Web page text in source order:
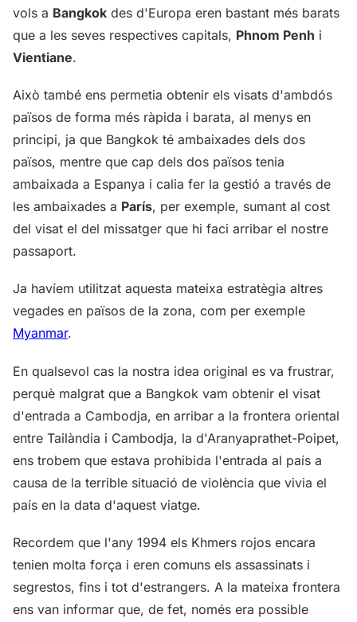
vols a Bangkok des d'Europa eren bastant més barats
que a les seves respectives capitals, Phnom Penh i
Vientiane.
Això també ens permetia obtenir els visats d'ambdós
països de forma més ràpida i barata, al menys en
principi, ja que Bangkok té ambaixades dels dos
països, mentre que cap dels dos països tenia
ambaixada a Espanya i calia fer la gestió a través de
les ambaixades a París, per exemple, sumant al cost
del visat el del missatger que hi faci arribar el nostre
passaport.
Ja havíem utilitzat aquesta mateixa estratègia altres
vegades en països de la zona, com per exemple
Myanmar.
En qualsevol cas la nostra idea original es va frustrar,
perquè malgrat que a Bangkok vam obtenir el visat
d'entrada a Cambodja, en arribar a la frontera oriental
entre Tailàndia i Cambodja, la d'Aranyaprathet-Poipet,
ens trobem que estava prohibida l'entrada al país a
causa de la terrible situació de violència que vivia el
país en la data d'aquest viatge.
Recordem que l'any 1994 els Khmers rojos encara
tenien molta força i eren comuns els assassinats i
segrestos, fins i tot d'estrangers. A la mateixa frontera
ens van informar que, de fet, només era possible